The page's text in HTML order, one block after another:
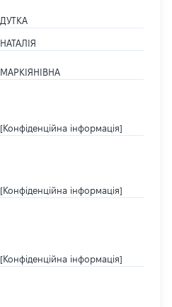
ДУТКА
НАТАЛІЯ
МАРКІЯНІВНА
[Конфіденційна інформація]
[Конфіденційна інформація]
[Конфіденційна інформація]